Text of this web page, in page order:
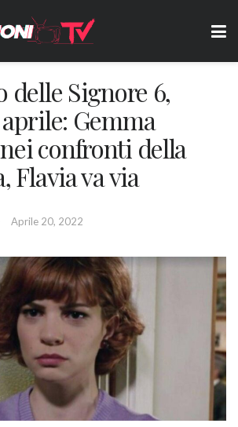
delle Signore 6,
Gemma
confronti della
Flavia va via
Aprile 20, 2022